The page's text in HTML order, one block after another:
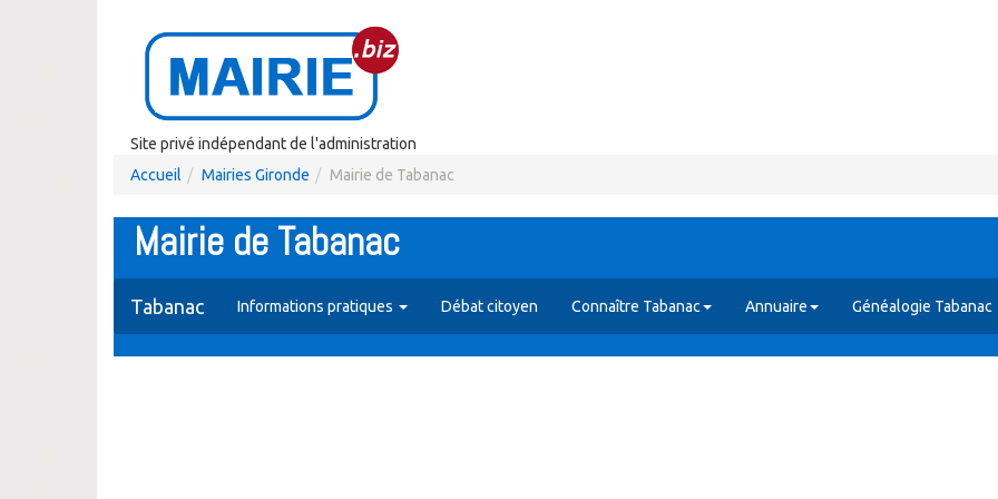
Site privé indépendant de l'administration
Accueil
Mairies Gironde Mairie de Tabanac
Mairie de Tabanac
Tabanac Informations pratiques Débat citoyen Connaître Tabanac Annuaire Généalogie Tabanac